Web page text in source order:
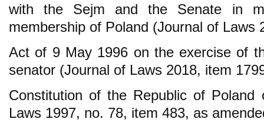
with the Sejm and the Senate in
membership of Poland (Journal of Laws
Act of 9 May 1996 on the exercise of
senator (Journal of Laws 2018, item
Constitution of the Republic of
Laws 1997, no. 78, item 483, as